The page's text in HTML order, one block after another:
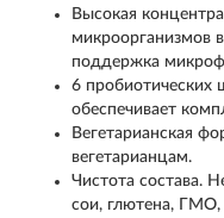
Высокая
микроорганизмов
поддержка
6 пробиотических
обеспечивает
Вегетарианская
вегетарианцам.
Чистота состава.
сои, глютена,